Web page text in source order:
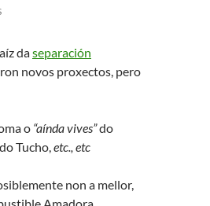
daseparación
novos proxectos, pero
o “aínda vives”do
do Tucho,etc., etc
non a mellor,